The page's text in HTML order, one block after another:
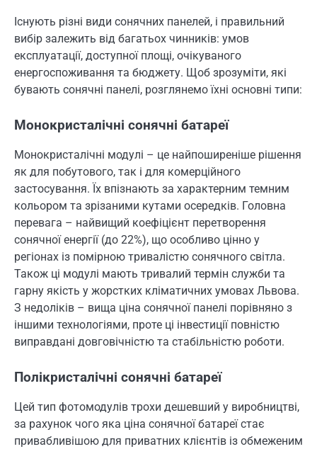
Існують різні види сонячних панелей, і правильний
вибір залежить від багатьох чинників: умов
експлуатації, доступної площі, очікуваного
енергоспоживання та бюджету. Щоб зрозуміти, які
бувають сонячні панелі, розглянемо їхні основні типи:
Монокристалічні сонячні батареї
Монокристалічні модулі – це найпоширеніше рішення
як для побутового, так і для комерційного
застосування. Їх впізнають за характерним темним
кольором та зрізаними кутами осередків. Головна
перевага – найвищий коефіцієнт перетворення
сонячної енергії (до 22%), що особливо цінно у
регіонах із помірною тривалістю сонячного світла.
Також ці модулі мають тривалий термін служби та
гарну якість у жорстких кліматичних умовах Львова.
З недоліків – вища ціна сонячної панелі порівняно з
іншими технологіями, проте ці інвестиції повністю
виправдані довговічністю та стабільністю роботи.
Полікристалічні сонячні батареї
Цей тип фотомодулів трохи дешевший у виробництві,
за рахунок чого яка ціна сонячної батареї стає
привабливішою для приватних клієнтів із обмеженим